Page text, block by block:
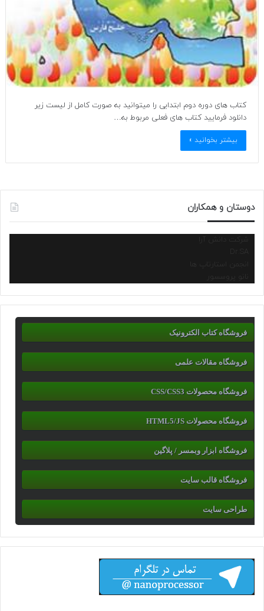
کتاب های دوره دوم ابتدایی را میتوانید به صورت کامل از لیست زیر
دانلود فرمایید کتاب های فعلی مربوط به…
بیشتر بخوانید »
دوستان و همکاران
شرکت دانش آرا
انجمن استارتاپ ها
نانو پروسسور
فروشگاه کتاب الکترونیک
فروشگاه مقالات علمی
فروشگاه محصولات CSS/CSS3
فروشگاه محصولات HTML5/JS
فروشگاه ابزار وبمسر / پلاگین
فروشگاه قالب سایت
طراحی سایت